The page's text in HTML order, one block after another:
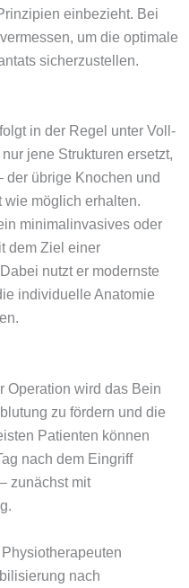
einbezieht. Bei
um die optimale
sicherzustellen.
in der Regel unter Voll-
jene Strukturen ersetzt,
der übrige Knochen und
möglich erhalten.
minimalinvasives oder
dem Ziel einer
nutzt er modernste
individuelle Anatomie
Operation wird das Bein
zu fördern und die
Patienten können
nach dem Eingriff
zunächst mit
nach